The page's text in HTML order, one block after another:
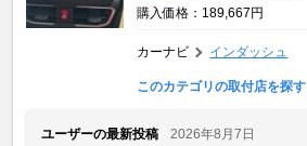
購入価格：189,667円
カーナビ インダッシュ
このカテゴリの取付店を探す
ユーザーの最新投稿
2026年8月7日